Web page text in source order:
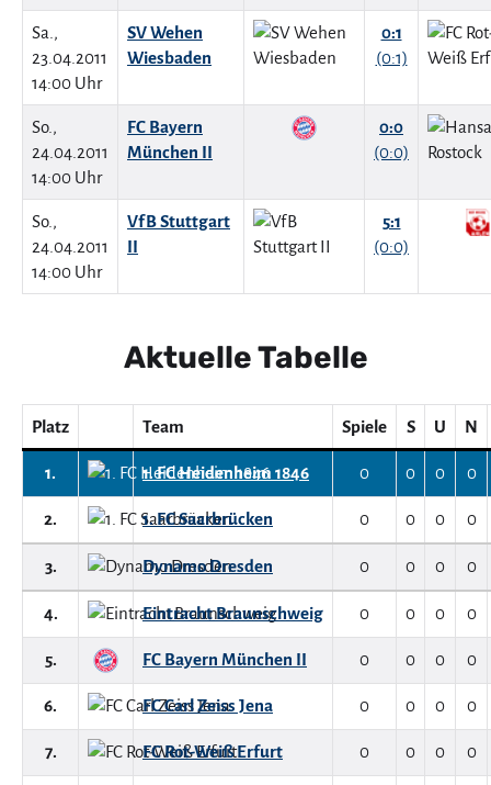
Sa.,
23.04.2011
14:00 Uhr
SV Wehen
Wiesbaden
0:1
(0:1)
So.,
24.04.2011
14:00 Uhr
FC Bayern
München II
0:0
(0:0)
So.,
24.04.2011
14:00 Uhr
VfB Stuttgart
II
5:1
(0:0)
Aktuelle Tabelle
Platz Team Spiele S U N
1. 1. FC Heidenheim 1846 0 0 0 0
2. 1. FC Saarbrücken 0 0 0 0
3. Dynamo Dresden 0 0 0 0
4. Eintracht Braunschweig 0 0 0 0
5. FC Bayern München II 0 0 0 0
6. FC Carl Zeiss Jena 0 0 0 0
7. FC Rot-Weiß Erfurt 0 0 0 0